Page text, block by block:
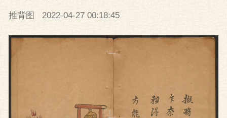
推背图 2022-04-27 00:18:45